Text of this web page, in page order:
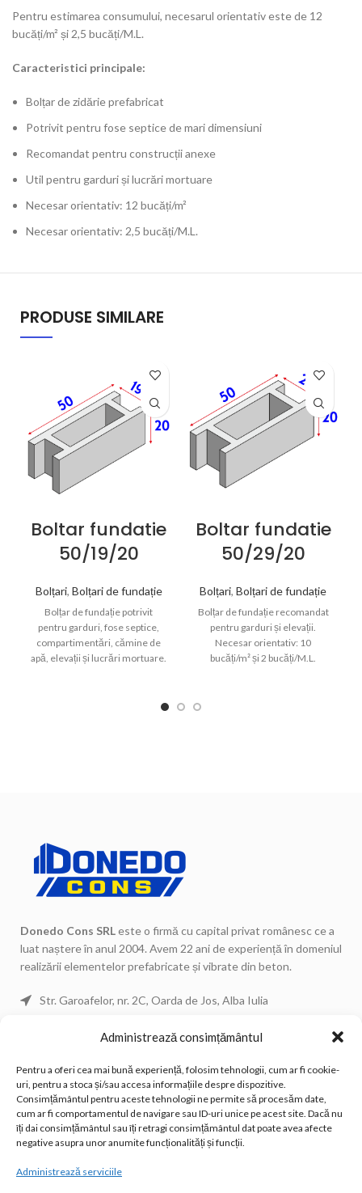
Administrează consimțământul
Pentru a oferi cea mai bună experiență, folosim tehnologii, cum ar fi cookie-
uri, pentru a stoca și/sau accesa informațiile despre dispozitive.
Consimțământul pentru aceste tehnologii ne permite să procesăm date,
cum ar fi comportamentul de navigare sau ID-uri unice pe acest site. Dacă nu
îți dai consimțământul sau îți retragi consimțământul dat poate avea afecte
negative asupra unor anumite funcționalități și funcții.
Administrează serviciile
Pentru estimarea consumului, necesarul orientativ este de 12
bucăți/m² și 2,5 bucăți/M.L.
Caracteristici principale:
Bolțar de zidărie prefabricat
Potrivit pentru fose septice de mari dimensiuni
Recomandat pentru construcții anexe
Util pentru garduri și lucrări mortuare
Necesar orientativ: 12 bucăți/m²
Necesar orientativ: 2,5 bucăți/M.L.
PRODUSE SIMILARE
Boltar fundatie
50/19/20
Bolțari, Bolțari de fundație
Bolțar de fundație potrivit
pentru garduri, fose septice,
compartimentări, cămine de
apă, elevații și lucrări mortuare.
Boltar fundatie
50/29/20
Bolțari,Bolțari de fundație
Bolțar de fundație recomandat
pentru garduri și elevații.
Necesar orientativ: 10
bucăți/m² și 2 bucăți/M.L.
Donedo Cons SRLeste o firmă cu capital privat românesc ce a
luat naștere în anul 2004. Avem 22 ani de experiență în domeniul
realizării elementelor prefabricate și vibrate din beton.
Str. Garoafelor, nr. 2C, Oarda de Jos, Alba Iulia
Telefon Fix: 0258 815 533
Email: office@donedocons.ro
POSTĂRI RECENTE